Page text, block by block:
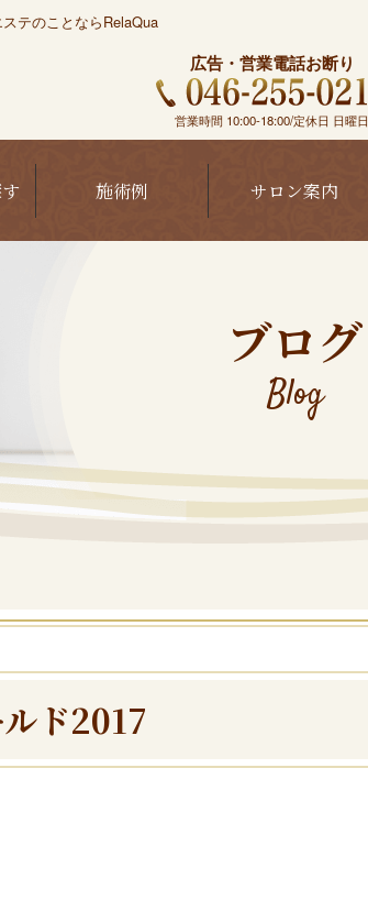
テのことならRelaQua
広告・営業電話お断り
営業時間 10:00-18:00/定休日 日曜日
施術例 サロン案内
ブログ
Blog
ド2017